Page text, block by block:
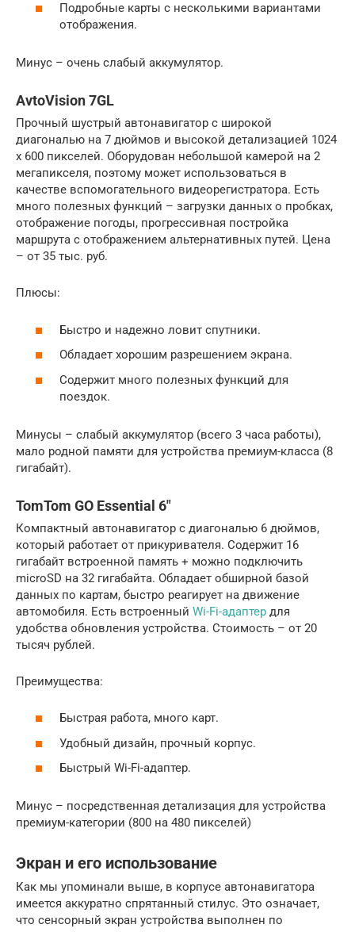
Подробные карты с несколькими вариантами
отображения.
Минус – очень слабый аккумулятор.
AvtoVision 7GL
Прочный шустрый автонавигатор с широкой
диагональю на 7 дюймов и высокой детализацией 1024
x 600 пикселей. Оборудован небольшой камерой на 2
мегапикселя, поэтому может использоваться в
качестве вспомогательного видеорегистратора. Есть
много полезных функций – загрузки данных о пробках,
отображение погоды, прогрессивная постройка
маршрута с отображением альтернативных путей. Цена
– от 35 тыс. руб.
Плюсы:
Быстро и надежно ловит спутники.
Обладает хорошим разрешением экрана.
Содержит много полезных функций для
поездок.
Минусы – слабый аккумулятор (всего 3 часа работы),
мало родной памяти для устройства премиум-класса (8
гигабайт).
TomTom GO Essential 6″
Компактный автонавигатор с диагональю 6 дюймов,
который работает от прикуривателя. Содержит 16
гигабайт встроенной память + можно подключить
microSD на 32 гигабайта. Обладает обширной базой
данных по картам, быстро реагирует на движение
автомобиля. Есть встроенный Wi-Fi-адаптер для
удобства обновления устройства. Стоимость – от 20
тысяч рублей.
Преимущества:
Быстрая работа, много карт.
Удобный дизайн, прочный корпус.
Быстрый Wi-Fi-адаптер.
Минус – посредственная детализация для устройства
премиум-категории (800 на 480 пикселей)
Экран и его использование
Как мы упоминали выше, в корпусе автонавигатора
имеется аккуратно спрятанный стилус. Это означает,
что сенсорный экран устройства выполнен по